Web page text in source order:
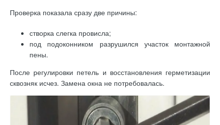
Проверка показала сразу две причины:
створка слегка провисла;
под подоконником разрушился участок монтажной
пены.
После регулировки петель и восстановления герметизации
сквозняк исчез. Замена окна не потребовалась.